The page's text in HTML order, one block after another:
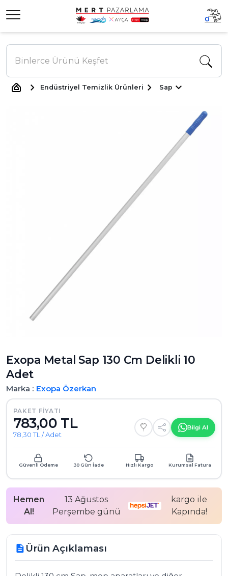
0
Endüstriyel Temizlik Ürünleri Sap
Exopa Metal Sap 130 Cm Delikli 10
Adet
Marka : Exopa Özerkan
PAKET FIYATI
783,00 TL
78,30 TL / Adet
Bilgi Al
Güvenli Ödeme 30 Gün İade Hızlı Kargo Kurumsal Fatura
Hemen
Al!
13 Ağustos
Perşembe günü
kargo ile
Kapında!
description Ürün Açıklaması